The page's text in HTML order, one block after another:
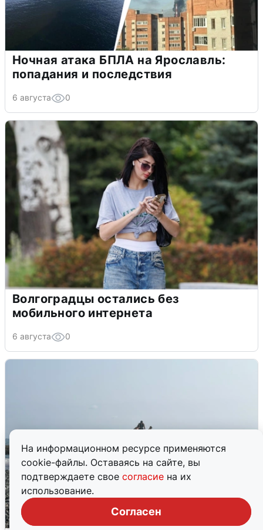
На информационном ресурсе применяются
cookie-файлы. Оставаясь на сайте, вы
подтверждаете свое согласие на их
использование.
Согласен
Ночная атака БПЛА на Ярославль:
попадания и последствия
6 августа 0
Волгоградцы остались без
мобильного интернета
6 августа 0